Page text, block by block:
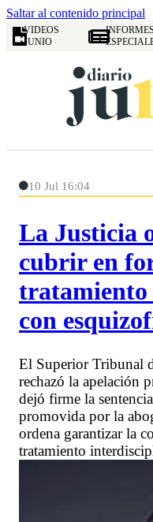
Saltar al contenido principal
VIDEOS
JUNIO
INFORMES
10 Jul 16:04
La Justicia
cubrir en
tratamiento
con
El Superior Tribunal
rechazó la apelación
dejó firme la
promovida por la
ordena garantizar la
tratamiento